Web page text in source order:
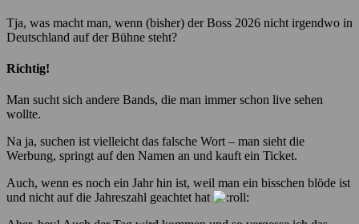
Tja, was macht man, wenn (bisher) der Boss 2026 nicht irgendwo in
Deutschland auf der Bühne steht?
Richtig!
Man sucht sich andere Bands, die man immer schon live sehen
wollte.
Na ja, suchen ist vielleicht das falsche Wort – man sieht die
Werbung, springt auf den Namen an und kauft ein Ticket.
Auch, wenn es noch ein Jahr hin ist, weil man ein bisschen blöde ist
und nicht auf die Jahreszahl geachtet hat